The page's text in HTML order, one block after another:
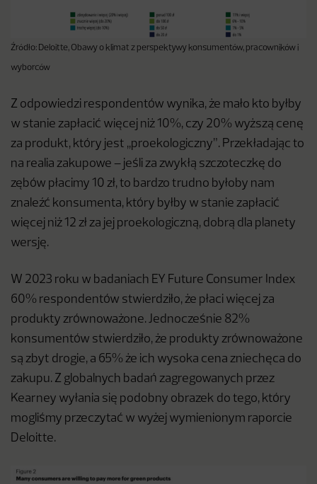
Źródło: Deloitte, Obawy o klimat z perspektywy konsumentów, pracowników i
wyborców
Z odpowiedzi respondentów wynika, że mało kto byłby
w stanie zapłacić więcej niż 10%, czy 20% wyższą cenę
za produkt, który jest ,,proekologiczny”. Przekładając to
na realia zakupowe – jeśli za zwykłą szczoteczkę do
zębów płacimy 10 zł, to bardzo trudno byłoby nam
znaleźć konsumenta, który byłby w stanie zapłacić
więcej niż 12 zł za jej proekologiczną, dobrą dla planety
wersję.
W 2023 roku w badaniach EY Future Consumer Index
60% respondentów stwierdziło, że płaci więcej za
produkty zrównoważone. Jednocześnie 82%
konsumentów stwierdziło, że produkty zrównoważone
są zbyt drogie, a 65% że ich wysoka cena zniechęca do
zakupu. Z globalnych badań zagregowanych przez
Kearney wyłania się podobny obrazek do tego, który
mogliśmy przeczytać w wyżej wymienionym raporcie
Deloitte.